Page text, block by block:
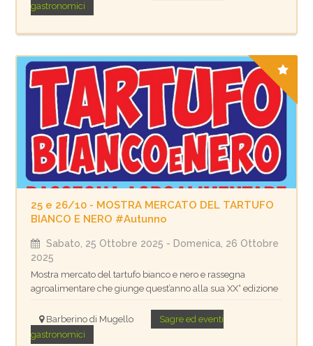
gastronomici
25 e 26/10 - MOSTRA MERCATO DEL TARTUFO
BIANCO E NERO #Autunno
Sabato, 25 Ottobre 2025 - Domenica, 26 Ottobre
2025
Mostra mercato del tartufo bianco e nero e rassegna
agroalimentare che giunge quest’anno alla sua XX° edizione
Barberino di Mugello
Sagre ed eventi
gastronomici